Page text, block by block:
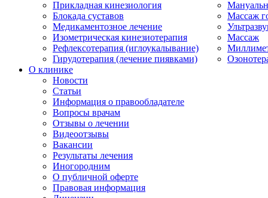
Прикладная кинезиология
Блокада суставов
Медикаментозное лечение
Изометрическая кинезиотерапия
Рефлексотерапия (иглоукалывание)
Гирудотерапия (лечение пиявками)
Массаж
Массаж
О клинике
Новости
Статьи
Информация о правообладателе
Вопросы врачам
Отзывы о лечении
Видеоотзывы
Вакансии
Результаты лечения
Иногородним
О публичной оферте
Правовая информация